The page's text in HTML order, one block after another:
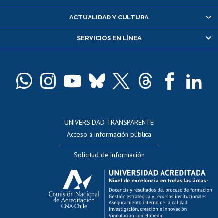
Servicio médico y dental
Pago de arancel y crédito alumnos
Docentes
Evaluación docente
Calificación académica
Postulación al AUCAI
Funcionarias/os
Cursos internos de capacitación
ACTUALIDAD Y CULTURA
SERVICIOS EN LÍNEA
UNIVERSIDAD TRANSPARENTE
Acceso a información pública
Solicitud de información